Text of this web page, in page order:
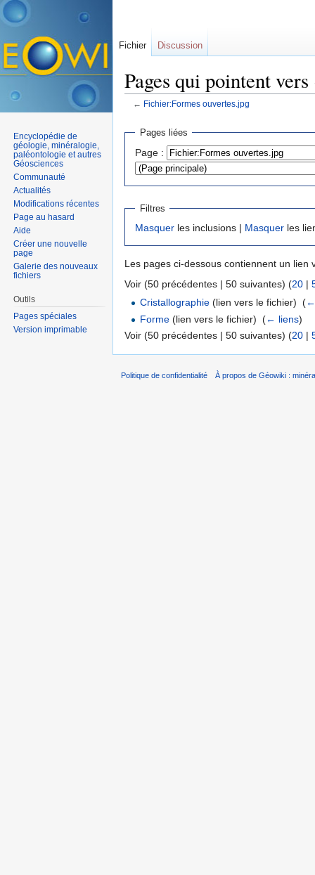
Pages qui pointent
← Fichier:Formes ouvertes.jpg
Pages liées
Page :
Filtres
Masquer les inclusions | Masquer les
Les pages ci-dessous contiennent un lien
Voir (50 précédentes | 50 suivantes) (20 |
Cristallographie (lien vers le fichier) ‎(
Forme (lien vers le fichier) ‎(← liens)
Voir (50 précédentes | 50 suivantes) (20 |
Fichier Discussion
Encyclopédie de
géologie, minéralogie,
paléontologie et autres
Géosciences
Communauté
Actualités
Modifications récentes
Page au hasard
Aide
Créer une nouvelle
page
Galerie des nouveaux
fichiers
Outils
Pages spéciales
Version imprimable
Politique de confidentialité À propos de Géowiki :